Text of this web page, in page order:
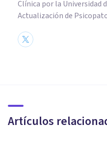
Clínica por la Universidad
Actualización de
Artículos
existen